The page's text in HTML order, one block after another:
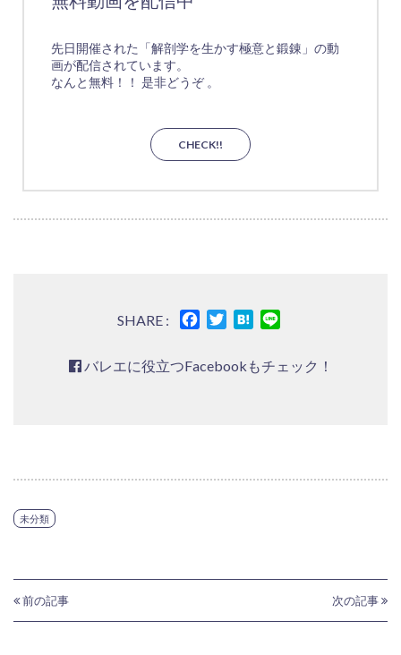
先日開催された「解剖学を生かす極意と鍛錬」の動
画が配信されています。
なんと無料！！ 是非どうぞ 。
CHECK!!
SHARE : FacebookTwitterHatena
バレエに役立つFacebookもチェック！
未分類
前の記事 次の記事